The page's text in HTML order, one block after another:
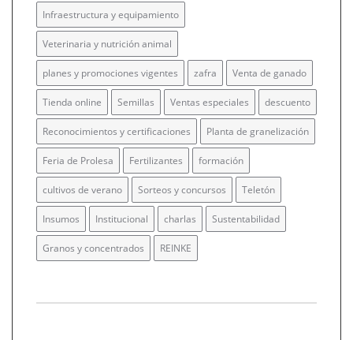
Infraestructura y equipamiento
Veterinaria y nutrición animal
planes y promociones vigentes zafra Venta de ganado
Tienda online Semillas Ventas especiales descuento
Reconocimientos y certificaciones Planta de granelización
Feria de Prolesa Fertilizantes formación
cultivos de verano Sorteos y concursos Teletón
Insumos Institucional charlas Sustentabilidad
Granos y concentrados REINKE